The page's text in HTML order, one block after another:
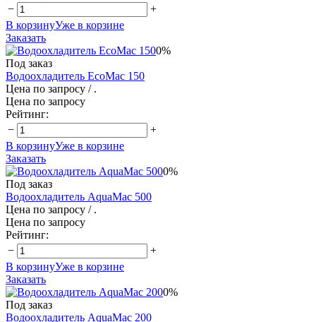
−
+
В корзинуУже в корзине
Заказать
0%
Под заказ
Водоохладитель EcoMac 150
Цена по запросу / .
Цена по запросу
Рейтинг:
−
+
В корзинуУже в корзине
Заказать
0%
Под заказ
Водоохладитель AquaMac 500
Цена по запросу / .
Цена по запросу
Рейтинг:
−
+
В корзинуУже в корзине
Заказать
0%
Под заказ
Водоохладитель AquaMac 200